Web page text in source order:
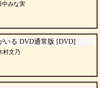
中みな実
いる DVD通常版 [DVD]
村文乃